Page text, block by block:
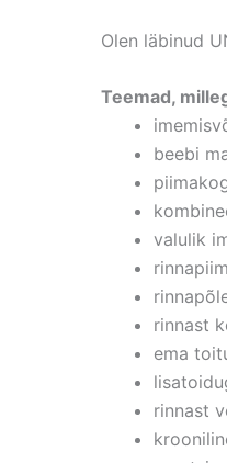
Olen läbinud
Teemad,
beebi
valulik
rinnast
ema
rinnast